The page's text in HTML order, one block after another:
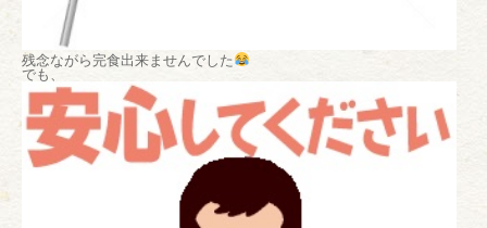
残念ながら完食出来ませんでした
でも、